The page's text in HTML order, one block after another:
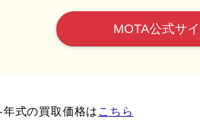
MOTA公式サ
式の買取価格は こちら